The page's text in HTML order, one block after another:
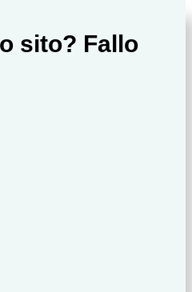
sito? Fallo